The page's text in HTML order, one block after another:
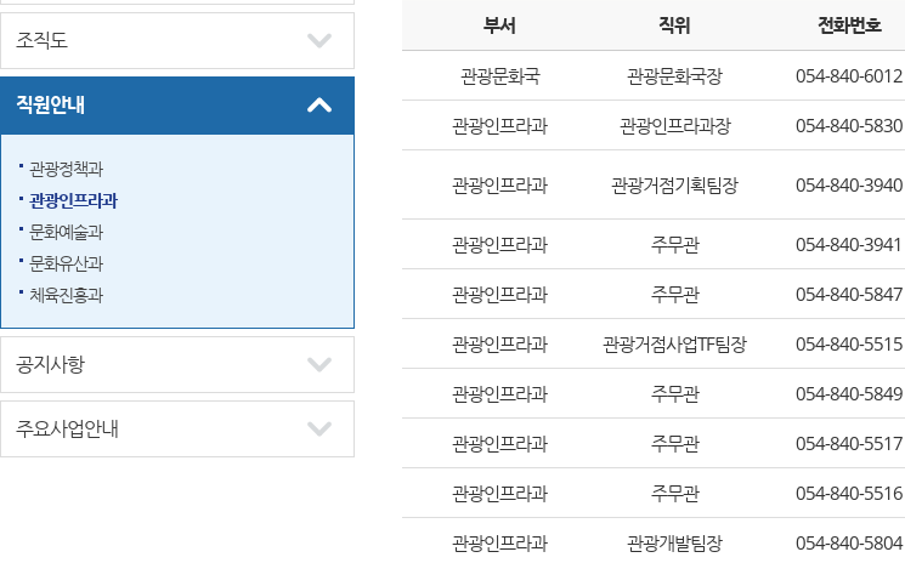
조직도
직원안내
관광정책과
관광인프라과
문화예술과
문화유산과
체육진흥과
공지사항
주요사업안내
부서 직위 전화번호
관광문화국 관광문화국장 054-840-6012
관광인프라과 관광인프라과장 054-840-5830
관광인프라과 관광거점기획팀장 054-840-3940
관광인프라과 주무관 054-840-3941
관광인프라과 주무관 054-840-5847
관광인프라과 관광거점사업TF팀장 054-840-5515
관광인프라과 주무관 054-840-5849
관광인프라과 주무관 054-840-5517
관광인프라과 주무관 054-840-5516
관광인프라과 관광개발팀장 054-840-5804